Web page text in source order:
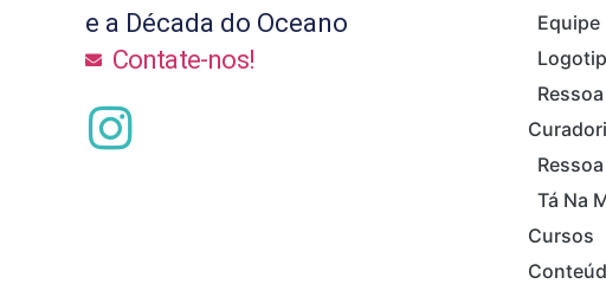
e a Década do Oceano
Contate-nos!
Equipe
Tá Na
Cursos